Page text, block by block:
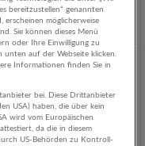
bereitzustellen“ genannten
erscheinen möglicherweise
Sie können dieses Menü
oder Ihre Einwilligung zu
unten auf der Webseite klicken.
Informationen finden Sie in
bei. Diese Drittanbieter
USA) haben, die über kein
wird vom Europäischen
da die in diesem
US-Behörden zu Kontroll-